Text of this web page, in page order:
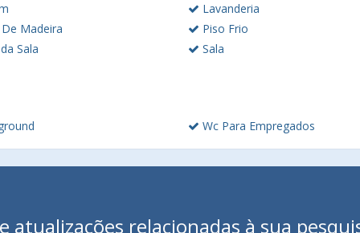
Lavanderia
Madeira
Piso Frio
Sala
Sala
Wc Para Empregados
atualizações relacionadas à sua